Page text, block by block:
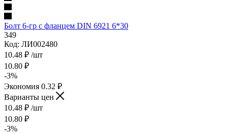
Болт 6-гр с фланцем DIN 6921 6*30
349
Код: ЛИ002480
10.48 ₽ /шт
10.80 ₽
-3%
Экономия 0.32 ₽
Варианты цен
10.48 ₽ /шт
10.80 ₽
-3%